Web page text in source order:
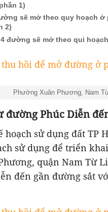
1)
sẽ mở theo quy hoạch ở
2)
đường sẽ mở theo qui
Phường Xuân Phương, Nam
đường Phúc Diễn
hoạch sử dụng đất TP
sử dụng để triển
quận Nam Từ
đến gần đường sắt